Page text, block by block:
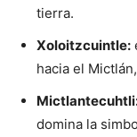
tierra.
Xoloitzcuintle:
hacia el
domina la